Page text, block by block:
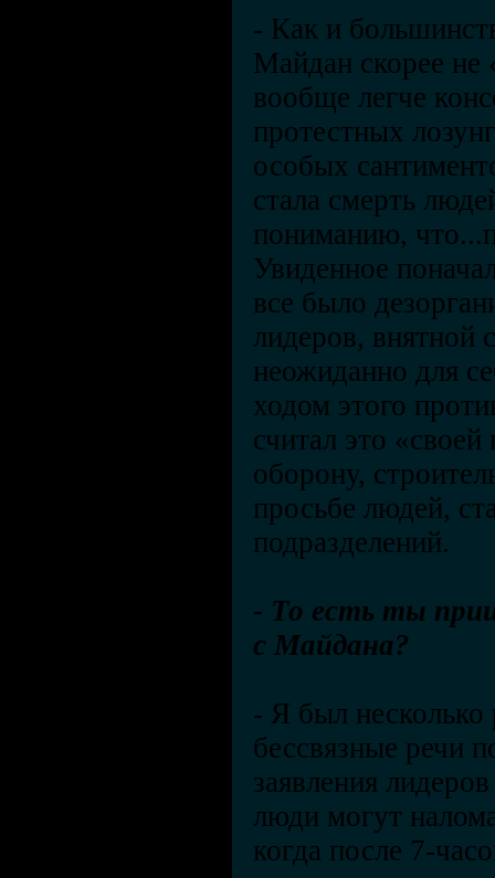
- Как и
Майдан скорее не
вообще легче
протестных
особых
стала смерть
пониманию,
Увиденное
все было
лидеров, внятной
неожиданно для
ходом этого
считал это
оборону,
просьбе людей,
подразделений.
- То есть ты
с Майдана?
- Я был
бессвязные речи
заявления
люди могут
когда после 7-